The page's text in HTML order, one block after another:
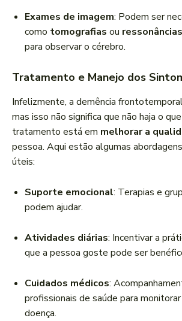
Exames de imagem: Podem ser
como tomografias ou
para observar o cérebro.
Tratamento e Manejo dos
Infelizmente, a demência
mas isso não significa que não haja o
tratamento está em melhorar a
pessoa. Aqui estão algumas
úteis:
Suporte emocional: Terapias e
podem ajudar.
Atividades diárias: Incentivar a
que a pessoa goste pode ser
Cuidados médicos:
profissionais de saúde para
doença.